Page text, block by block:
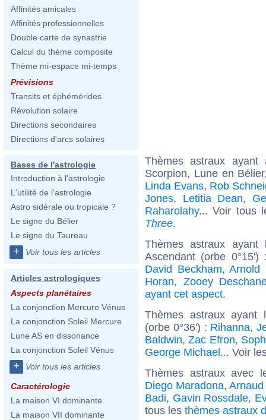
Affinités amicales
Affinités professionnelles
Double carte de synastrie
Calcul du thème composite
Thème mi-espace mi-temps
Prévisions
Transits et éphémérides
Révolution solaire
Directions secondaires
Directions d'arcs solaires
Bases de l'astrologie
Introduction à l'astrologie
L'utilité de l'astrologie
Astro sidérale ou tropicale ?
Le signe du Bélier
Le signe du Taureau
+ Voir tous les articles
Articles astrologiques
Aspects planétaires
La conjonction Mercure Vénus
La conjonction Soleil Mercure
Lune AS en dissonance
La conjonction Soleil Vénus
+ Voir tous les articles
Caractérologie
La maison VI dominante
La maison VII dominante
Thèmes astraux
Scorpion, Lune en
Linda Evans, Rob
Jones, Letitia Dean,
Raharolahy... Voir tous
Three.
Thèmes astraux ayant
Ascendant (orbe
David Beckham,Arnold
Horan, Zooey
ayant cet aspect.
Thèmes astraux ayant
(orbe 0°36') : Rihanna,
Baldwin,Zac Efron,
George Michael... Voir
Thèmes astraux avec
Diego Maradona,
Badi, Gavin Rossdale,
tous les thèmes astraux